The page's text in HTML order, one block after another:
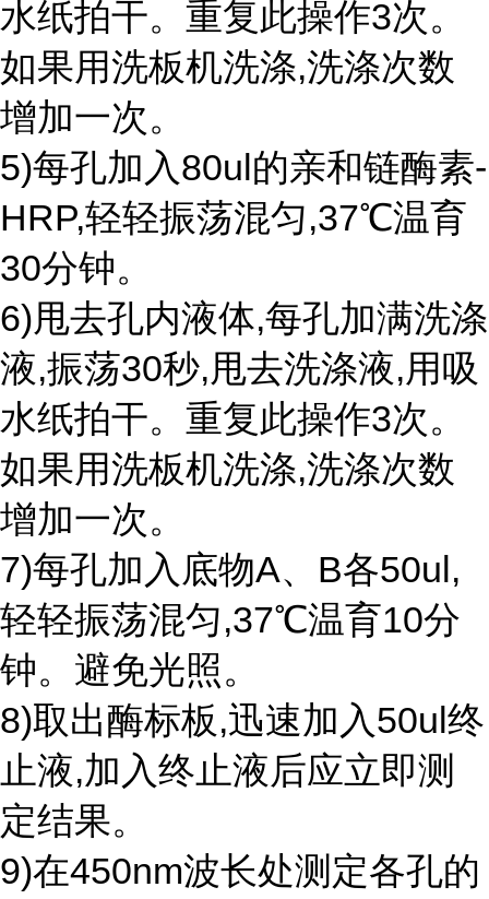
水纸拍干。重复此操作3次。
如果用洗板机洗涤,洗涤次数
增加一次。
5)每孔加入80ul的亲和链酶素-
HRP,轻轻振荡混匀,37℃温育
30分钟。
6)甩去孔内液体,每孔加满洗涤
液,振荡30秒,甩去洗涤液,用吸
水纸拍干。重复此操作3次。
如果用洗板机洗涤,洗涤次数
增加一次。
7)每孔加入底物A、B各50ul,
轻轻振荡混匀,37℃温育10分
钟。避免光照。
8)取出酶标板,迅速加入50ul终
止液,加入终止液后应立即测
定结果。
9)在450nm波长处测定各孔的